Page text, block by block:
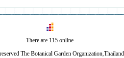
There are 115 online
The Botanical Garden Organization,Thailand